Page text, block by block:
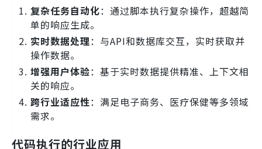
复杂任务自动化：通过脚本执行复杂操作，超越简
单的响应生成。
实时数据处理：与API和数据库交互，实时获取并
操作数据。
增强用户体验：基于实时数据提供精准、上下文相
关的响应。
跨行业适应性：满足电子商务、医疗保健等多领域
需求。
代码执行的行业应用